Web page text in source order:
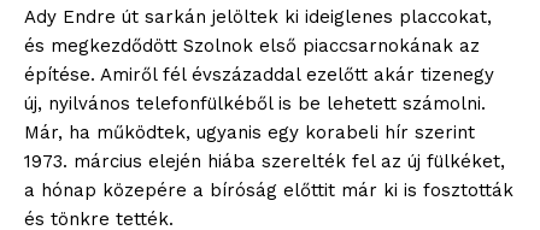
Ady Endre út sarkán jelöltek ki ideiglenes placcokat,
és megkezdődött Szolnok első piaccsarnokának az
építése. Amiről fél évszázaddal ezelőtt akár tizenegy
új, nyilvános telefonfülkéből is be lehetett számolni.
Már, ha működtek, ugyanis egy korabeli hír szerint
1973. március elején hiába szerelték fel az új fülkéket,
a hónap közepére a bíróság előttit már ki is fosztották
és tönkre tették.